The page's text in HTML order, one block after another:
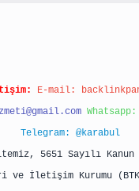
E-mail:
Telegram: @karabul
5651 Sayılı
ve İletişim Kurumu